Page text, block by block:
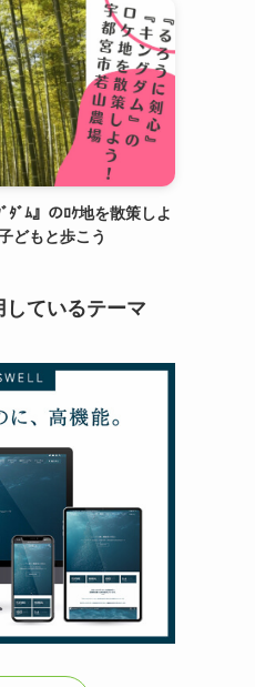
ﾀﾞﾑ』のﾛｹ地を散策しよ
どもと歩こう
ているテーマ